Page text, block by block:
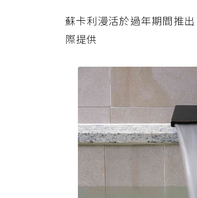
蘇卡利漫活於過年期間推
際提供